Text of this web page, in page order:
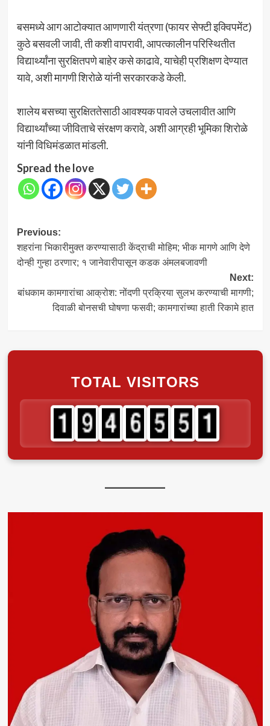
बसमध्ये आग आटोक्यात आणणारी यंत्रणा (फायर सेफ्टी इक्विपमेंट)
कुठे बसवली जावी, ती कशी वापरावी, आपत्कालीन परिस्थितीत
विद्यार्थ्यांना सुरक्षितपणे बाहेर कसे काढावे, याचेही प्रशिक्षण देण्यात
यावे, अशी मागणी शिरोळे यांनी सरकारकडे केली.
शालेय बसच्या सुरक्षिततेसाठी आवश्यक पावले उचलावीत आणि
विद्यार्थ्यांच्या जीविताचे संरक्षण करावे, अशी आग्रही भूमिका शिरोळे
यांनी विधिमंडळात मांडली.
Spread the love
Post
navigation
Previous:
शहरांना भिकारीमुक्त करण्यासाठी केंद्राची मोहिम; भीक मागणे आणि देणे
दोन्ही गुन्हा ठरणार; १ जानेवारीपासून कडक अंमलबजावणी
Next:
बांधकाम कामगारांचा आक्रोश: नोंदणी प्रक्रिया सुलभ करण्याची मागणी;
दिवाळी बोनसची घोषणा फसवी; कामगारांच्या हाती रिकामे हात
TOTAL VISITORS